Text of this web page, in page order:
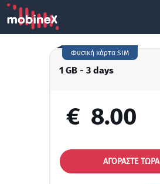
1 GB - 3 days
Φυσική κάρτα SIM
€ 8.00
ΑΓΟΡΑΣΤΕ ΤΩΡΑ